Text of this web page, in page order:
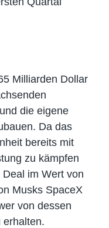
Milliarden Dollar
die eigene
Da das
bereits mit
zu kämpfen
im Wert von
Musks SpaceX
von dessen
erhalten.